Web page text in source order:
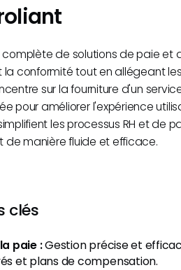
complète de solutions de paie et
la conformité tout en allégeant
sur la fourniture d'un
pour améliorer l'expérience
les processus RH et de
de manière fluide et efficace.
clés
paie :Gestion précise et
et plans de compensation.